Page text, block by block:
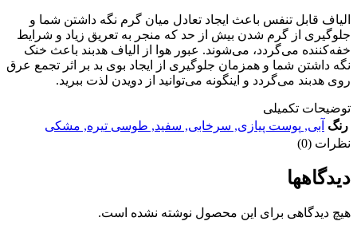
الیاف قابل تنفس باعث ایجاد تعادل میان گرم نگه داشتن شما و
جلوگیری از گرم شدن بیش از حد که منجر به تعریق زیاد و شرایط
خفه‌کننده می‌گردد، می‌شوند. عبور هوا از الیاف هدبند باعث خنک
نگه داشتن شما و همزمان جلوگیری از ایجاد بوی بد بر اثر تجمع عرق
روی هدبند می‌گردد و اینگونه می‌توانید از دویدن لذت ببرید.
توضیحات تکمیلی
رنگ آبی, پوست پیازی, سرخابی, سفید, طوسی تیره, مشکی
نظرات (0)
دیدگاهها
هیچ دیدگاهی برای این محصول نوشته نشده است.